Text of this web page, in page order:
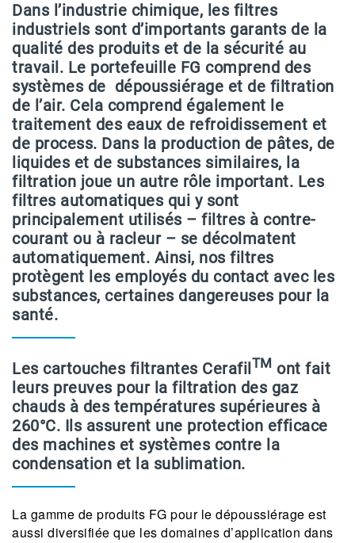
Dans l’industrie chimique, les filtres
industriels sont d’importants garants de la
qualité des produits et de la sécurité au
travail. Le portefeuille FG comprend des
systèmes de dépoussiérage et de filtration
de l’air. Cela comprend également le
traitement des eaux de refroidissement et
de process. Dans la production de pâtes, de
liquides et de substances similaires, la
filtration joue un autre rôle important. Les
filtres automatiques qui y sont
principalement utilisés – filtres à contre-
courant ou à racleur – se décolmatent
automatiquement. Ainsi, nos filtres
protègent les employés du contact avec les
substances, certaines dangereuses pour la
santé.
Les cartouches filtrantes CerafilTM ont fait
leurs preuves pour la filtration des gaz
chauds à des températures supérieures à
260°C. Ils assurent une protection efficace
des machines et systèmes contre la
condensation et la sublimation.
La gamme de produits FG pour le dépoussiérage est
aussi diversifiée que les domaines d’application dans